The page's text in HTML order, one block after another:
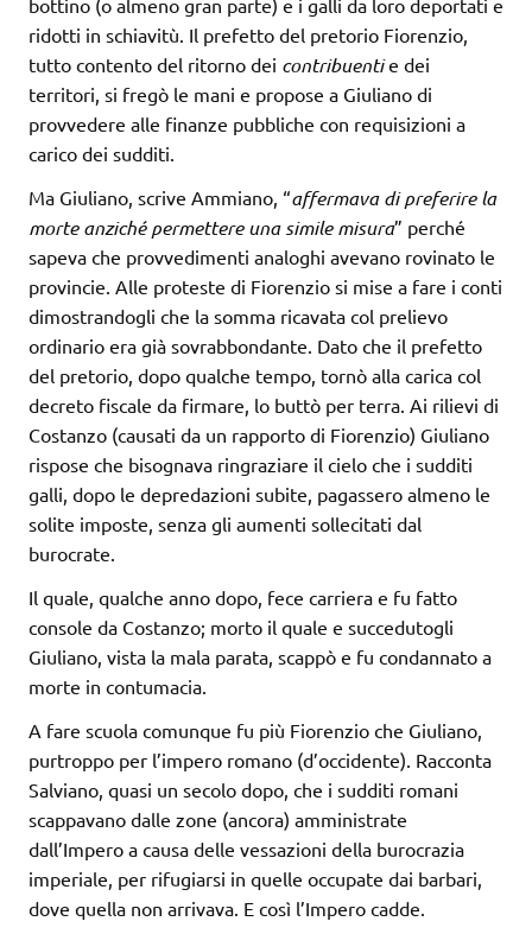
bottino (o almeno gran parte) e i galli da loro deportati e
ridotti in schiavitù. Il prefetto del pretorio Fiorenzio,
tutto contento del ritorno dei contribuentie dei
territori, si fregò le mani e propose a Giuliano di
provvedere alle finanze pubbliche con requisizioni a
carico dei sudditi.
Ma Giuliano, scrive Ammiano, “affermava di preferire la
morte anziché permettere una simile misura” perché
sapeva che provvedimenti analoghi avevano rovinato le
provincie. Alle proteste di Fiorenzio si mise a fare i conti
dimostrandogli che la somma ricavata col prelievo
ordinario era già sovrabbondante. Dato che il prefetto
del pretorio, dopo qualche tempo, tornò alla carica col
decreto fiscale da firmare, lo buttò per terra. Ai rilievi di
Costanzo (causati da un rapporto di Fiorenzio) Giuliano
rispose che bisognava ringraziare il cielo che i sudditi
galli, dopo le depredazioni subite, pagassero almeno le
solite imposte, senza gli aumenti sollecitati dal
burocrate.
Il quale, qualche anno dopo, fece carriera e fu fatto
console da Costanzo; morto il quale e succedutogli
Giuliano, vista la mala parata, scappò e fu condannato a
morte in contumacia.
A fare scuola comunque fu più Fiorenzio che Giuliano,
purtroppo per l’impero romano (d’occidente). Racconta
Salviano, quasi un secolo dopo, che i sudditi romani
scappavano dalle zone (ancora) amministrate
dall’Impero a causa delle vessazioni della burocrazia
imperiale, per rifugiarsi in quelle occupate dai barbari,
dove quella non arrivava. E così l’Impero cadde.